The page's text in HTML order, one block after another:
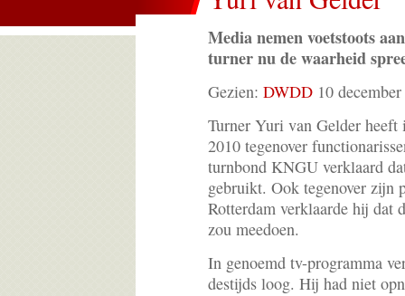
Media nemen voetstoots
turner nu de waarheid
Gezien: DWDD 10
Turner Yuri van Gelder heeft
2010 tegenover
turnbond KNGU verklaard
gebruikt. Ook tegenover zijn
Rotterdam verklaarde hij dat
zou meedoen.
In genoemd tv-programma
destijds loog. Hij had niet